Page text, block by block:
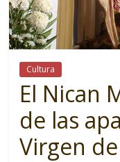
Cultura
El Nican
de las
Virgen